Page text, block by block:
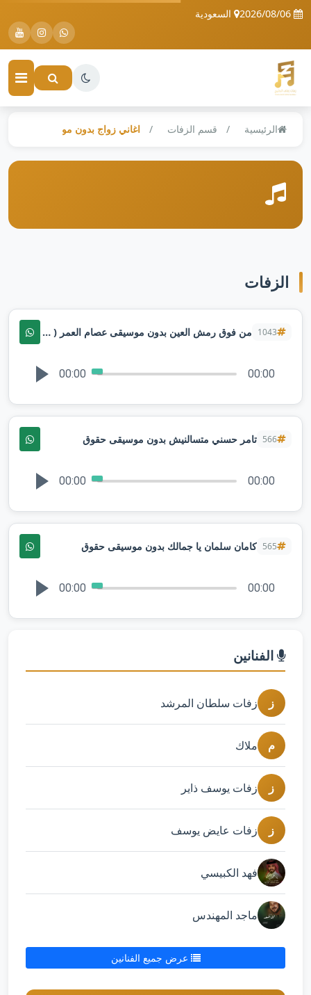
السعودية
الرئيسية قسم الزفات اغاني زواج بدون موسيقى
الزفات
1043 من فوق رمش العين بدون موسيقى عصام العمر ( حصرياً ) 2025 اغاني عروس بدون موسيقى
00:00 00:00
566 تامر حسني متسالنيش بدون موسيقى حقوق
00:00 00:00
565 كامان سلمان يا جمالك بدون موسيقى حقوق
00:00 00:00
الفنانين
ز زفات سلطان المرشد
م ملاك
ز زفات يوسف ذاير
ز زفات عايض يوسف
فهد الكبيسي
ماجد المهندس
عرض جميع الفنانين